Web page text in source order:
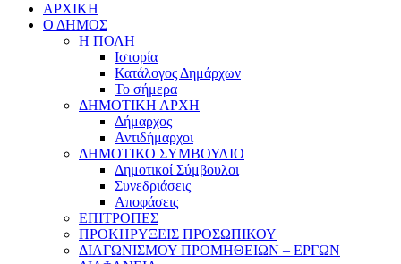
ΑΡΧΙΚΗ
Ο ΔΗΜΟΣ
Η ΠΟΛΗ
Ιστορία
Κατάλογος Δημάρχων
Το σήμερα
ΔΗΜΟΤΙΚΗ ΑΡΧΗ
Δήμαρχος
Αντιδήμαρχοι
ΔΗΜΟΤΙΚΟ ΣΥΜΒΟΥΛΙΟ
Δημοτικοί Σύμβουλοι
Συνεδριάσεις
Αποφάσεις
ΕΠΙΤΡΟΠΕΣ
ΠΡΟΚΗΡΥΞΕΙΣ ΠΡΟΣΩΠΙΚΟΥ
ΔΙΑΓΩΝΙΣΜΟΥ ΠΡΟΜΗΘΕΙΩΝ – ΕΡΓΩΝ